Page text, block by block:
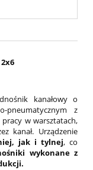
kanałowy o
pneumatycznym z
w warsztatach,
kanał. Urządzenie
jak i tylnej, co
wykonane z